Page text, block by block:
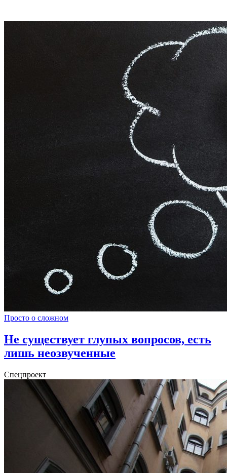
Просто о сложном
Не существует глупых вопросов, есть
лишь неозвученные
Спецпроект